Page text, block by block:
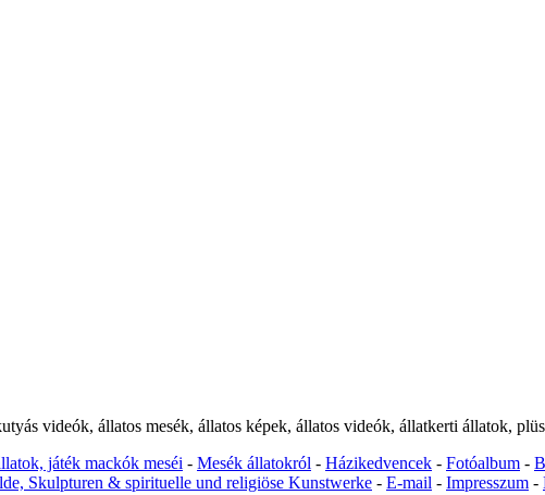
videók, állatos mesék, állatos képek, állatos videók, állatkerti állatok,
játék mackók meséi - Mesék állatokról - Házikedvencek - Fotóalbum -
Skulpturen & spirituelle und religiöse Kunstwerke - E-mail - Impresszum -